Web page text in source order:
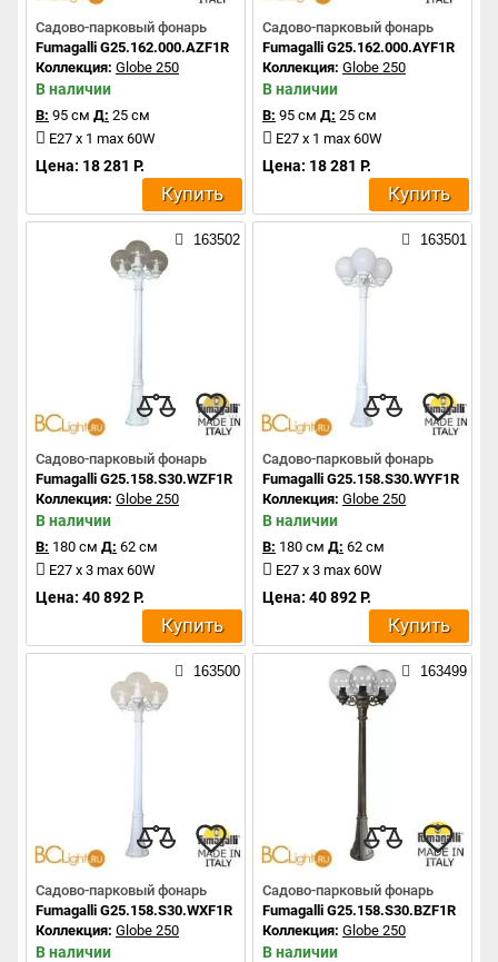
Садово-парковый фонарь
Fumagalli G25.162.000.AZF1R
Коллекция: Globe 250
В наличии
В: 95 см Д: 25 см
E27 x 1 max 60W
Цена: 18 281 Р.
Купить
Садово-парковый фонарь
Fumagalli G25.162.000.AYF1R
Коллекция: Globe 250
В наличии
В: 95 см Д: 25 см
E27 x 1 max 60W
Цена: 18 281 Р.
Купить
163502
Садово-парковый фонарь
Fumagalli G25.158.S30.WZF1R
Коллекция: Globe 250
В наличии
В: 180 см Д: 62 см
E27 x 3 max 60W
Цена: 40 892 Р.
Купить
163501
Садово-парковый фонарь
Fumagalli G25.158.S30.WYF1R
Коллекция: Globe 250
В наличии
В: 180 см Д: 62 см
E27 x 3 max 60W
Цена: 40 892 Р.
Купить
163500
Садово-парковый фонарь
Fumagalli G25.158.S30.WXF1R
Коллекция: Globe 250
В наличии
163499
Садово-парковый фонарь
Fumagalli G25.158.S30.BZF1R
Коллекция: Globe 250
В наличии